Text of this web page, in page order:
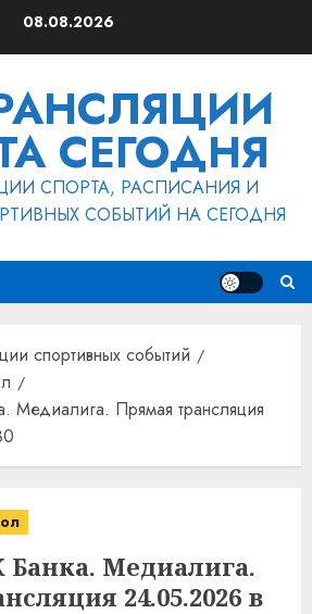
08.08.2026
СЕГОДНЯ
СПОРТА, РАСПИСАНИЯ И
СОБЫТИЙ НА СЕГОДНЯ
спортивных событий
Прямая трансляция
Медиалига.
24.05.2026 в